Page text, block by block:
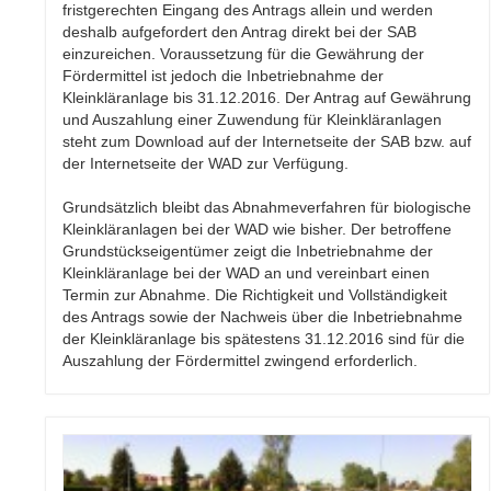
fristgerechten Eingang des Antrags allein und werden
deshalb aufgefordert den Antrag direkt bei der SAB
einzureichen. Voraussetzung für die Gewährung der
Fördermittel ist jedoch die Inbetriebnahme der
Kleinkläranlage bis 31.12.2016. Der Antrag auf Gewährung
und Auszahlung einer Zuwendung für Kleinkläranlagen
steht zum Download auf der Internetseite der SAB bzw. auf
der Internetseite der WAD zur Verfügung.
Grundsätzlich bleibt das Abnahmeverfahren für biologische
Kleinkläranlagen bei der WAD wie bisher. Der betroffene
Grundstückseigentümer zeigt die Inbetriebnahme der
Kleinkläranlage bei der WAD an und vereinbart einen
Termin zur Abnahme. Die Richtigkeit und Vollständigkeit
des Antrags sowie der Nachweis über die Inbetriebnahme
der Kleinkläranlage bis spätestens 31.12.2016 sind für die
Auszahlung der Fördermittel zwingend erforderlich.